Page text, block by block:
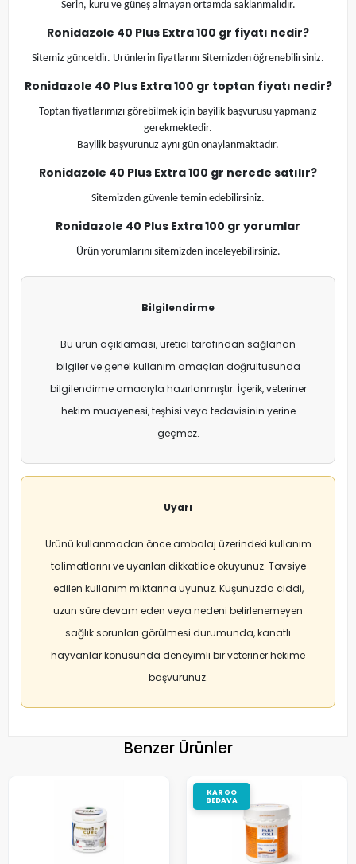
Serin, kuru ve güneş almayan ortamda saklanmalıdır.
Ronidazole 40 Plus Extra 100 gr fiyatı nedir?
Sitemiz günceldir. Ürünlerin fiyatlarını Sitemizden öğrenebilirsiniz.
Ronidazole 40 Plus Extra 100 gr toptan fiyatı nedir?
Toptan fiyatlarımızı görebilmek için bayilik başvurusu yapmanız
gerekmektedir.
Bayilik başvurunuz aynı gün onaylanmaktadır.
Ronidazole 40 Plus Extra 100 gr nerede satılır?
Sitemizden güvenle temin edebilirsiniz.
Ronidazole 40 Plus Extra 100 gr yorumlar
Ürün yorumlarını sitemizden inceleyebilirsiniz.
Bilgilendirme
Bu ürün açıklaması, üretici tarafından sağlanan
bilgiler ve genel kullanım amaçları doğrultusunda
bilgilendirme amacıyla hazırlanmıştır. İçerik, veteriner
hekim muayenesi, teşhisi veya tedavisinin yerine
geçmez.
Uyarı
Ürünü kullanmadan önce ambalaj üzerindeki kullanım
talimatlarını ve uyarıları dikkatlice okuyunuz. Tavsiye
edilen kullanım miktarına uyunuz. Kuşunuzda ciddi,
uzun süre devam eden veya nedeni belirlenemeyen
sağlık sorunları görülmesi durumunda, kanatlı
hayvanlar konusunda deneyimli bir veteriner hekime
başvurunuz.
Benzer Ürünler
KARGO
BEDAVA